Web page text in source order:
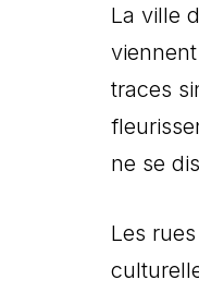
La ville
traces
ne se
Les